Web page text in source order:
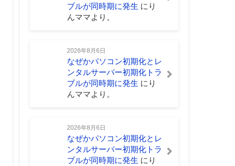
ブルが同時期に発生 に り
んママより。
2026年8月6日
なぜかパソコン初期化とレ
ンタルサーバー初期化トラ
ブルが同時期に発生 に り
んママより。
2026年8月6日
なぜかパソコン初期化とレ
ンタルサーバー初期化トラ
ブルが同時期に発生 に り